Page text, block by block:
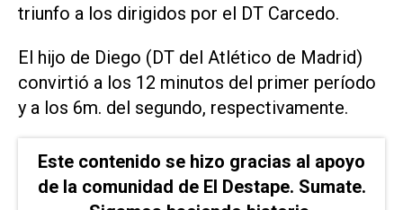
triunfo a los dirigidos por el DT Carcedo.
El hijo de Diego (DT del Atlético de Madrid)
convirtió a los 12 minutos del primer período
y a los 6m. del segundo, respectivamente.
Este contenido se hizo gracias al apoyo
de la comunidad de El Destape. Sumate.